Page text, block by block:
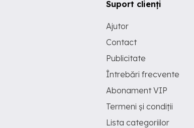
Suport clienți
Ajutor
Contact
Publicitate
Întrebări frecvente
Abonament VIP
Termeni și condiții
Lista categoriilor